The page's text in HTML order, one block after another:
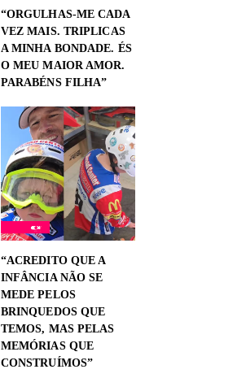
“ORGULHAS-ME CADA
VEZ MAIS. TRIPLICAS
A MINHA BONDADE. ÉS
O MEU MAIOR AMOR.
PARABÉNS FILHA”
“ACREDITO QUE A
INFÂNCIA NÃO SE
MEDE PELOS
BRINQUEDOS QUE
TEMOS, MAS PELAS
MEMÓRIAS QUE
CONSTRUÍMOS”